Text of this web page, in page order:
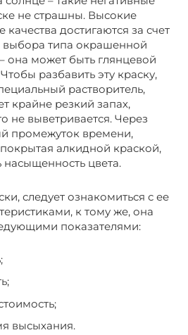
не страшны. Высокие
достигаются за счет
выбора типа окрашенной
она может быть глянцевой
разбавить эту краску,
растворитель,
крайне резкий запах,
не выветривается. Через
промежуток времени,
алкидной краской,
насыщенность цвета.
следует ознакомиться с ее
к тому же, она
показателями:
высыхания.